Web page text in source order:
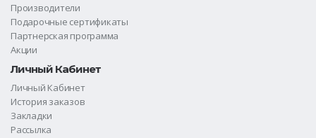
Производители
Подарочные сертификаты
Партнерская программа
Акции
Личный Кабинет
Личный Кабинет
История заказов
Закладки
Рассылка